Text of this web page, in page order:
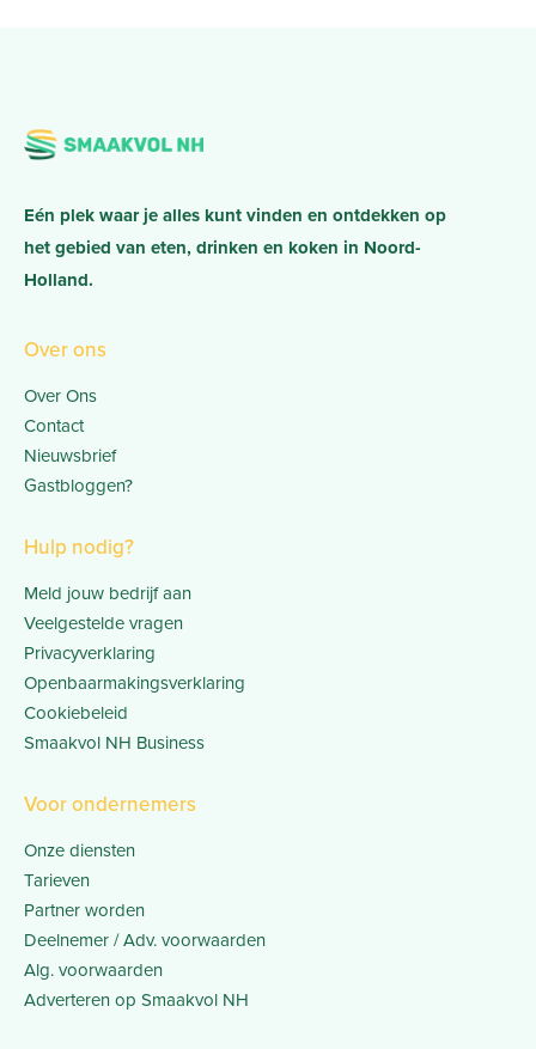
Eén plek waar je alles kunt vinden en ontdekken op
het gebied van eten, drinken en koken in Noord-
Holland.
Over ons
Over Ons
Contact
Nieuwsbrief
Gastbloggen?
Hulp nodig?
Meld jouw bedrijf aan
Veelgestelde vragen
Privacyverklaring
Openbaarmakingsverklaring
Cookiebeleid
Smaakvol NH Business
Voor ondernemers
Onze diensten
Tarieven
Partner worden
Deelnemer / Adv. voorwaarden
Alg. voorwaarden
Adverteren op Smaakvol NH